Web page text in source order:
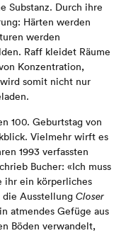
Substanz. Durch ihre
Härten werden
werden
Raff kleidet Räume
Konzentration,
somit nicht nur
100. Geburtstag von
Vielmehr wirft es
1993 verfassten
Bucher: «Ich muss
ihr ein körperliches
die Ausstellung Closer
atmendes Gefüge aus
Böden verwandelt,